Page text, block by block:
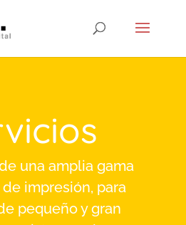
una amplia gama
impresión, para
pequeño y gran